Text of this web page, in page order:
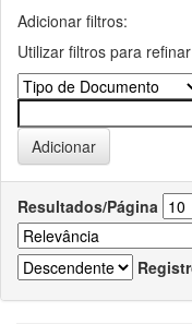
Adicionar filtros:
Utilizar filtros para
Resultados/Página